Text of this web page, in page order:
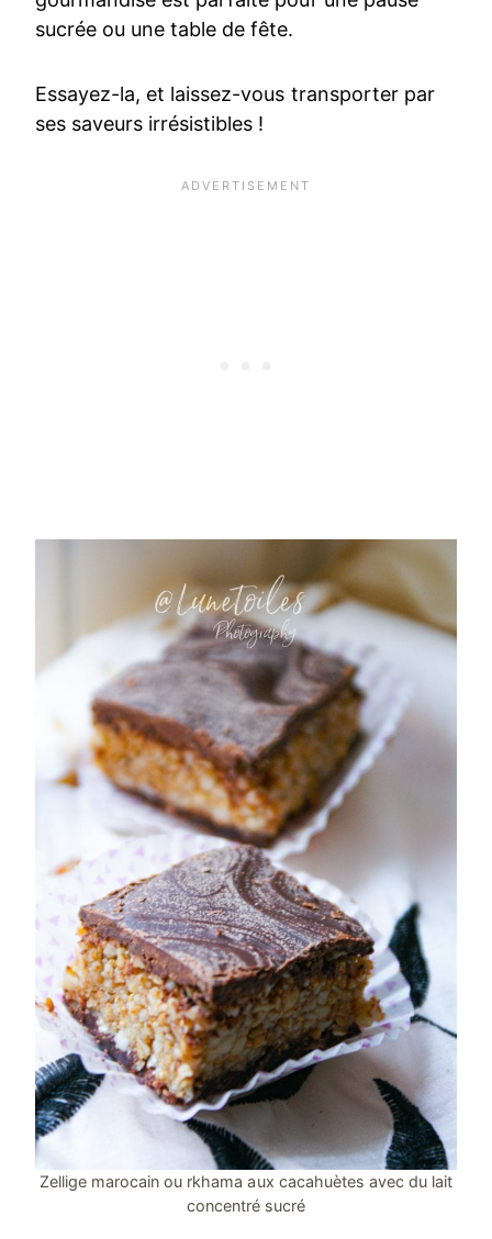
sucrée ou une table de fête.
Essayez-la, et laissez-vous transporter par
ses saveurs irrésistibles !
Zellige marocain ou rkhama aux cacahuètes avec du lait
concentré sucré